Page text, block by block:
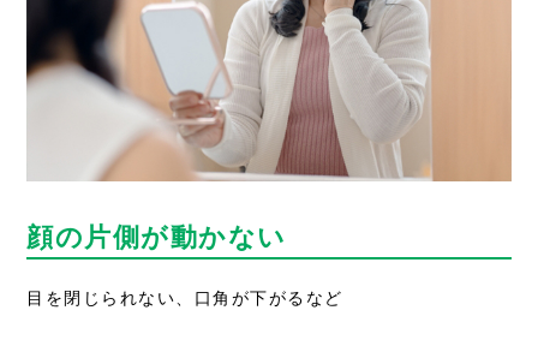
顔の片側が動かない
目を閉じられない、口角が下がるなど